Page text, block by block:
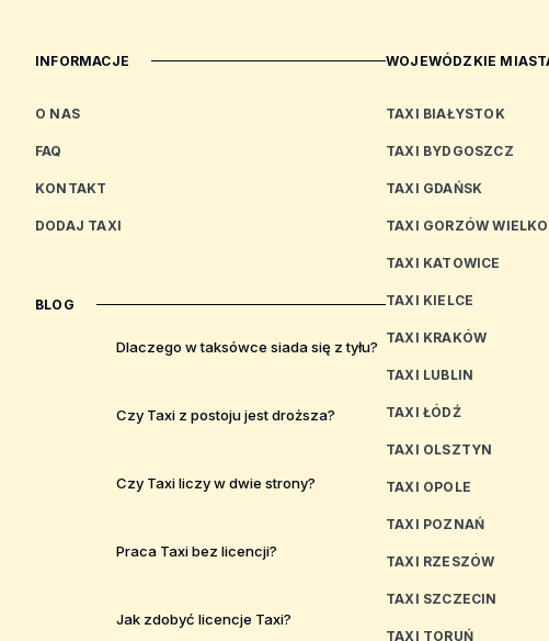
INFORMACJE
O NAS
FAQ
KONTAKT
DODAJ TAXI
BLOG
Dlaczego w taksówce siada się z tyłu?
Czy Taxi z postoju jest droższa?
Czy Taxi liczy w dwie strony?
Praca Taxi bez licencji?
Jak zdobyć licencje Taxi?
WOJEWÓDZKIE
TAXI BIAŁYSTOK
TAXI BYDGOSZCZ
TAXI GDAŃSK
TAXI GORZÓW
TAXI KATOWICE
TAXI KIELCE
TAXI KRAKÓW
TAXI LUBLIN
TAXI ŁÓDŹ
TAXI OLSZTYN
TAXI OPOLE
TAXI POZNAŃ
TAXI RZESZÓW
TAXI SZCZECIN
TAXI TORUŃ